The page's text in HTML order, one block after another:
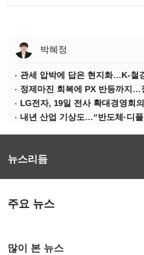
박혜정
관세 압박에 답은 현지화…K-철
뉴스리듬
주요 뉴스
많이 본 뉴스